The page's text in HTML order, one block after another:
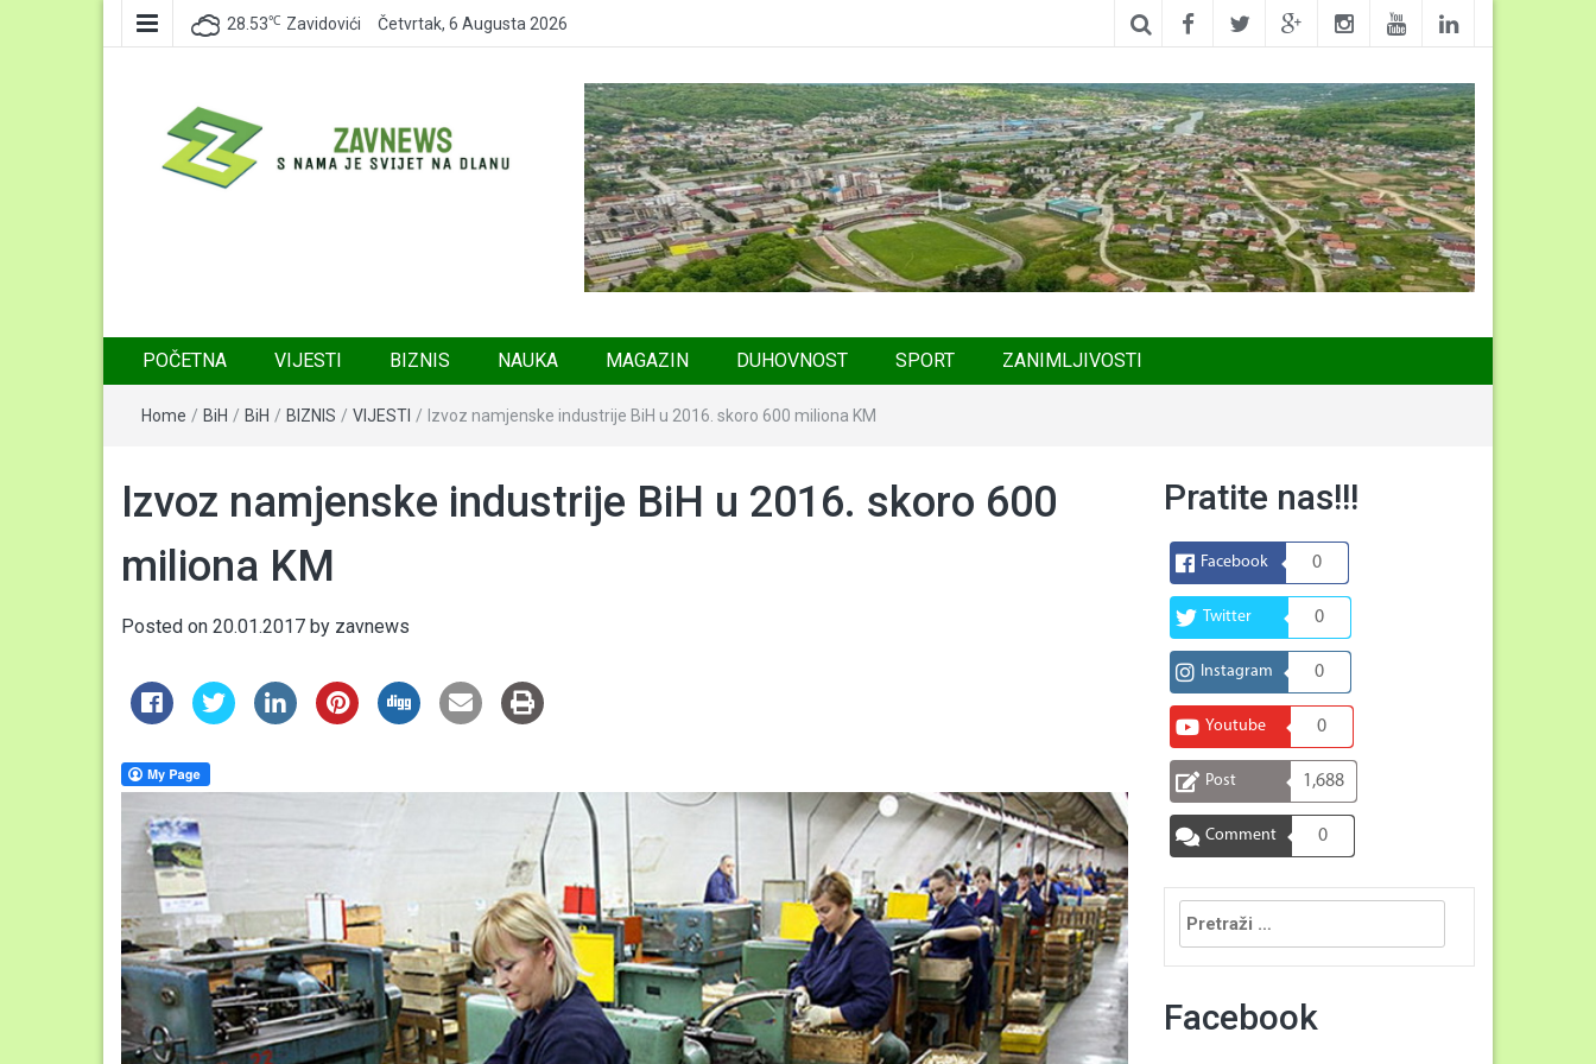
28.53℃ Zavidovići Četvrtak, 6 Augusta 2026
POČETNA VIJESTI BIZNIS NAUKA MAGAZIN DUHOVNOST SPORT ZANIMLJIVOSTI
Home / BiH / BiH / BIZNIS / VIJESTI / Izvoz namjenske industrije BiH u 2016. skoro 600 miliona KM
Izvoz namjenske industrije BiH u 2016. skoro 600
miliona KM
Posted on 20.01.2017 by zavnews
Pratite nas!!!
Facebook 0
Twitter 0
Instagram 0
Youtube 0
Post 1,688
Comment 0
Pretraga:
Facebook